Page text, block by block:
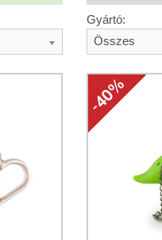
Gyártó:
Összes